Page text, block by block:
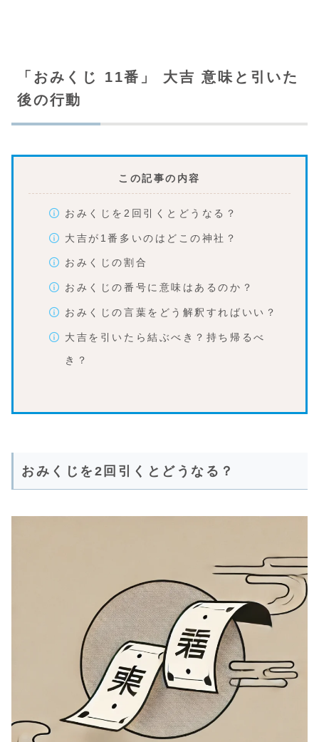
「おみくじ 11番」 大吉 意味と引いた
後の行動
この記事の内容
おみくじを2回引くとどうなる？
大吉が1番多いのはどこの神社？
おみくじの割合
おみくじの番号に意味はあるのか？
おみくじの言葉をどう解釈すればいい？
大吉を引いたら結ぶべき？持ち帰るべ
き？
おみくじを2回引くとどうなる？